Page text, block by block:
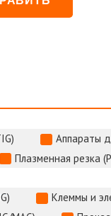
Аппараты
Плазменная резка
Клеммы и